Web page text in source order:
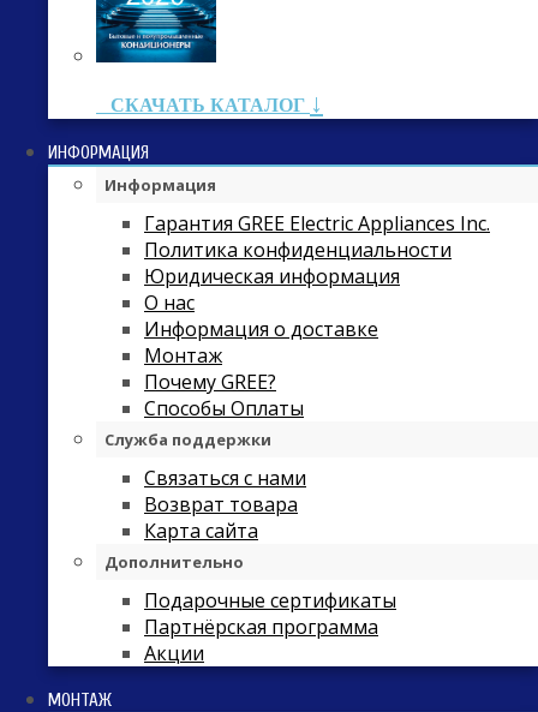
СКАЧАТЬ КАТАЛОГ ↓
ИНФОРМАЦИЯ
Информация
Гарантия GREE Electric Appliances Inc.
Политика конфиденциальности
Юридическая информация
О нас
Информация о доставке
Монтаж
Почему GREE?
Способы Оплаты
Служба поддержки
Связаться с нами
Возврат товара
Карта сайта
Дополнительно
Подарочные сертификаты
Партнёрская программа
Акции
МОНТАЖ